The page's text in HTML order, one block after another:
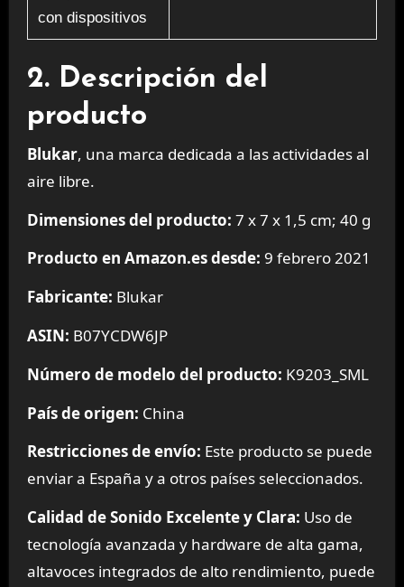
con dispositivos
2. Descripción del
producto
Blukar, una marca dedicada a las actividades al
aire libre.
Dimensiones del producto: 7 x 7 x 1,5 cm; 40 g
Producto en Amazon.es desde: 9 febrero 2021
Fabricante: Blukar
ASIN: B07YCDW6JP
Número de modelo del producto: K9203_SML
País de origen: China
Restricciones de envío: Este producto se puede
enviar a España y a otros países seleccionados.
Calidad de Sonido Excelente y Clara: Uso de
tecnología avanzada y hardware de alta gama,
altavoces integrados de alto rendimiento, puede